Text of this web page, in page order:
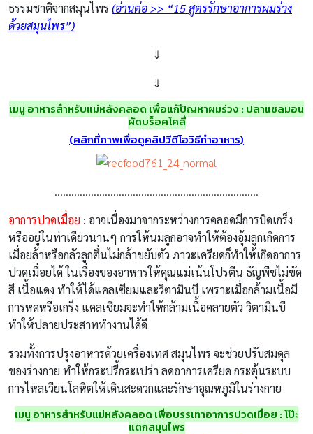
……………………………………………………………….
หรืออยู่ในท่าเดียวนานๆ การให้นมลูกอาจทำให้ต้องอุ้มลูกเกิดการ
เมื่อยล้าหรือกลัวลูกตื่นไม่กล้าขยับตัว ภาวะเครียดก็ทำให้เกิดอาการ
สี เนื้อแดง ทำให้ได้แคลเซียมและวิตามินบี เพราะเมื่อกล้ามเนื้อมี
การหดหรือเกร็ง แคลเซียมจะทำให้กล้ามเนื้อคลายตัว วิตามินบี
ทำให้ปลายประสาททำงานได้ดี
รวมทั้งการปรุงอาหารด้วยเครื่องเทศ สมุนไพร จะช่วยปรับสมดุล
ของร่างกาย ทำให้กระปรี้กระเปร่า ลดอาการเครียด กระตุ้นระบบ
การไหลเวียนโลหิตให้เดินสะดวกและรักษาอุณหภูมิในร่างกาย
เมนู อาหารสำหรับแม่หลังคลอด เพื่อบรรเทาอาการปวดเมื่อย : โป๊ะ
แตกสมุนไพร
(คลิกที่ภาพเพื่อดูคลิปวีดีโอวิธีทำอาหาร)
ข้อควรระวังในระยะให้นมลูกเพื่อให้ลูกได้น้ำนมเพียงพอ
2-3 ชั่วโมง เพื่อกระตุ้นให้น้ำนมมา
ไม่ปล่อยนมคัดเต้านานเกิน 3-4 ชั่วโมง เมื่อลูกทิ้งช่วงห่างใน
การดูดกระตุ้น ร่างกายจะผลิตน้ำนมน้อยลง
ควร นอนหลับและพักผ่อนให้เพียงพอ
รักษาอารมณ์ ไม่โกรธง่าย ไม่ซึมเศร้า สดชื่นเสมอ น้ำนมจะ